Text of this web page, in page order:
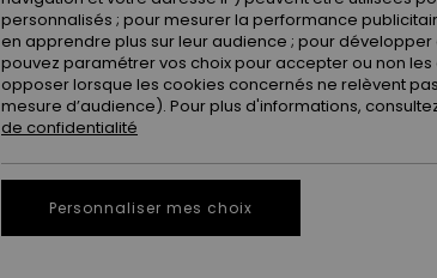
personnalisés ; pour mesurer la performance
en apprendre plus sur leur audience ; pour
pouvez paramétrer vos choix pour accepter ou non
opposer lorsque les cookies concernés ne relèvent
mesure d’audience). Pour plus d'informations,
de confidentialité
Personnaliser mes choix